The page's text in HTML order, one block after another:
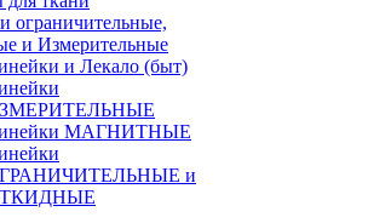
ограничительные,
и Измерительные
и Лекало (быт)
МАГНИТНЫЕ
и